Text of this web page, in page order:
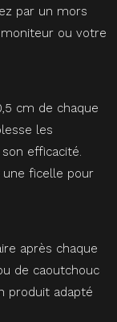
par un mors
ou votre
cm de chaque
les
efficacité.
une ficelle pour
après chaque
de caoutchouc
produit adapté